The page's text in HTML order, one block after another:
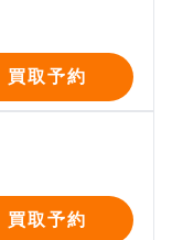
買取予約
買取予約